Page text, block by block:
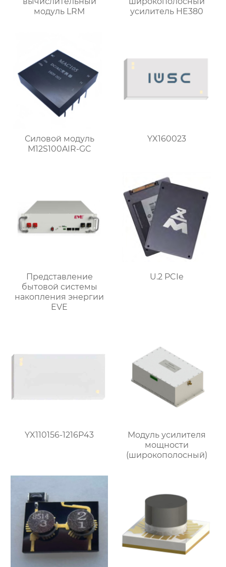
модуль LRM
усилитель HE380
Силовой модуль
M12S100AIR-GC
YX160023
Представление
бытовой системы
накопления энергии
EVE
U.2 PCIe
YX110156-1216P43
Модуль усилителя
мощности
(широкополосный)